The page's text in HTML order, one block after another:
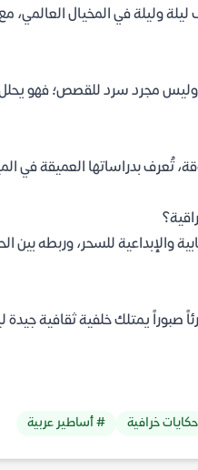
ليلة وليلة في المخيال
مجرد سرد للقصص؛ فهو يحلل
تُعرف بدراساتها العميقة في
والإبداعية للسحر، وربطه بين
صبوراً يمتلك خلفية ثقافية
خرافية # أساطير عربية